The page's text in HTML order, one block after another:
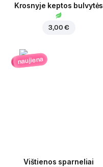
Krosnyje keptos bulvytės
3,00 €
naujiena
Vištienos sparneliai